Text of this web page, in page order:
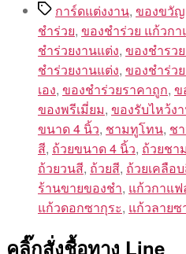
Tagsการ์ดแต่งงาน, ของขวัญ
ชำร่วย, ของชำร่วย แก้วกา
ชำร่วยงานแต่ง, ของชำรว
ชําร่วยงานแต่ง, ของชําร่ว
เอง, ของชําร่วยราคาถูก, ข
ของพรีเมี่ยม, ของรับไหว้ง
ขนาด 4 นิ้ว, ชามทูโทน, ช
สี, ถ้วยขนาด 4 นิ้ว, ถ้วยชาม
ถ้วยวนสี, ถ้วยสี, ถ้วยเคลือ
ร้านขายของชํา, แก้วกาแ
แก้วดอกซากุระ, แก้วลายซ
คลิ๊กสั่งชื้อทาง Line